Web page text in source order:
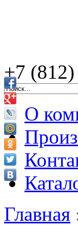
+7
О
Главная